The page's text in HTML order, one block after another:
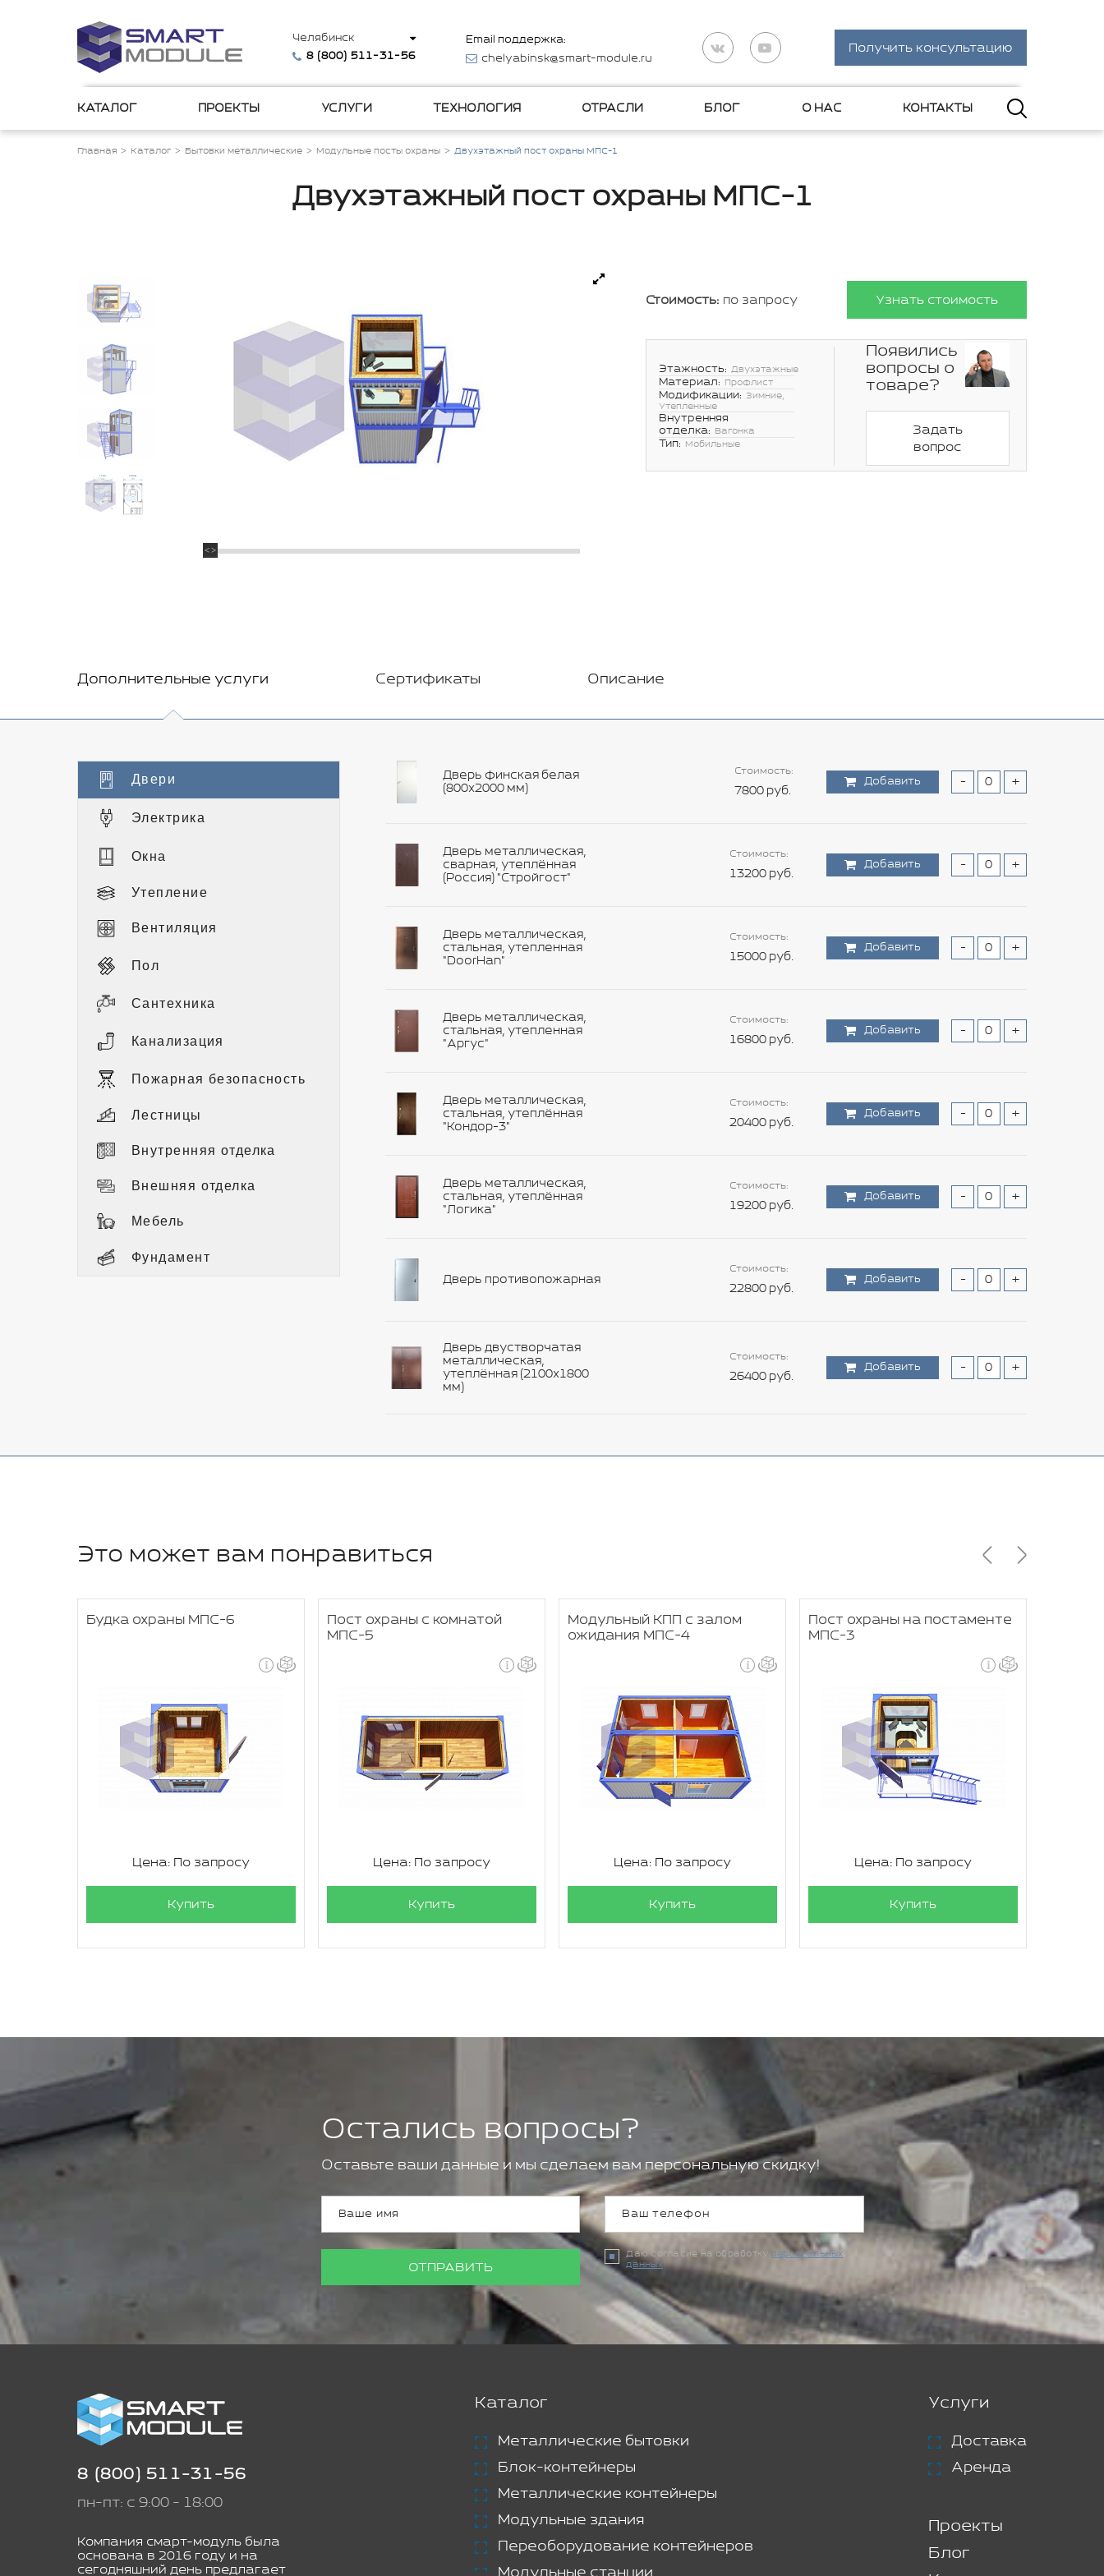
Челябинск
8 (800) 511-31-56
Email поддержка:
chelyabinsk@smart-module.ru
Получить консультацию
КАТАЛОГ ПРОЕКТЫ УСЛУГИ ТЕХНОЛОГИЯ ОТРАСЛИ БЛОГ О НАС КОНТАКТЫ
Главная Каталог Бытовки металлические Модульные посты охраны Двухэтажный пост охраны МПС-1
Двухэтажный пост охраны МПС-1
Стоимость: по запросу Узнать стоимость
Этажность: Двухэтажные
Материал: Профлист
Модификации: Зимние,
Утепленные
Внутренняя
отделка: Вагонка
Тип: Мобильные
Появились
вопросы о
товаре?
Задать
вопрос
Дополнительные услуги Сертификаты Описание
Двери
Электрика
Окна
Утепление
Вентиляция
Пол
Сантехника
Канализация
Пожарная безопасность
Лестницы
Внутренняя отделка
Внешняя отделка
Мебель
Фундамент
Дверь финская белая
(800х2000 мм)
Стоимость:
7800 руб.
Добавить - +
Дверь металлическая,
сварная, утеплённая
(Россия) "Стройгост"
Стоимость:
13200 руб.
Добавить - +
Дверь металлическая,
стальная, утепленная
"DoorHan"
Стоимость:
15000 руб.
Добавить - +
Дверь металлическая,
стальная, утепленная
"Аргус"
Стоимость:
16800 руб.
Добавить - +
Дверь металлическая,
стальная, утеплённая
"Кондор-3"
Стоимость:
20400 руб.
Добавить - +
Дверь металлическая,
стальная, утеплённая
"Логика"
Стоимость:
19200 руб.
Добавить - +
Дверь противопожарная
Стоимость:
22800 руб.
Добавить - +
Дверь двустворчатая
металлическая,
утеплённая (2100х1800
мм)
Стоимость:
26400 руб.
Добавить - +
Это может вам понравиться
Будка охраны МПС-6
Цена: По запросу
Купить
Пост охраны с комнатой
МПС-5
Цена: По запросу
Купить
Модульный КПП с залом
ожидания МПС-4
Цена: По запросу
Купить
Пост охраны на постаменте
МПС-3
Цена: По запросу
Купить
Остались вопросы?
Оставьте ваши данные и мы сделаем вам персональную скидку!
ОТПРАВИТЬ
Даю согласие на обработку персональных
данных
8 (800) 511-31-56
пн-пт: с 9:00 - 18:00
Компания смарт-модуль была
основана в 2016 году и на
сегодняшний день предлагает
Каталог
Металлические бытовки
Блок-контейнеры
Металлические контейнеры
Модульные здания
Переоборудование контейнеров
Модульные станции
Услуги
Доставка
Аренда
Проекты
Блог